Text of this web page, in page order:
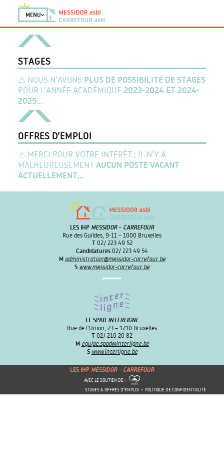
MENU
STAGES
⚠ NOUS N’AVONS PLUS DE POSSIBILITÉ DE STAGES
POUR L’ANNÉE ACADÉMIQUE 2023-2024 ET 2024-
2025...
OFFRES D’EMPLOI
⚠ MERCI POUR VOTRE INTÉRÊT ; IL N’Y A
MALHEUREUSEMENTAUCUN POSTE VACANT
ACTUELLEMENT...
LES IHP MESSIDOR– CARREFOUR
Rue des Guildes, 9-11 – 1000 Bruxelles
T02/ 223 49 52
Candidatures 02/ 223 49 54
M administration@messidor-carrefour.be
S www.messidor-carrefour.be
LE SPAD INTERLIGNE
Rue de l’Union, 23 – 1210 Bruxelles
T 02/ 210 20 82
M equipe.spad@interligne.be
S www.interligne.be
LES IHP MESSIDOR – CARREFOUR
AVEC LE SOUTIEN DE :
STAGES & OFFRES D’EMPLOI
POLITIQUE DE CONFIDENTIALITÉ